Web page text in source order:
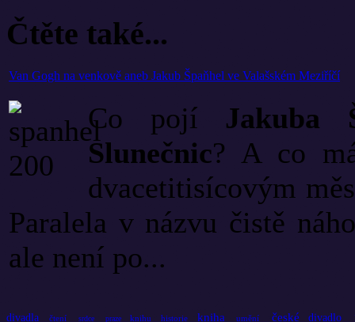
Čtěte také...
Van Gogh na venkově aneb Jakub Špaňhel ve Valašském Meziříčí
Co pojí Jakuba
Slunečnic? A co
dvacetitisícovým
Paralela v názvu čistě
ale není po...
divadla čtení srdce praze knihu historie kniha umění české divadlo